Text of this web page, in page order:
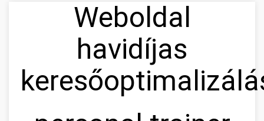
Weboldal
havidíjas